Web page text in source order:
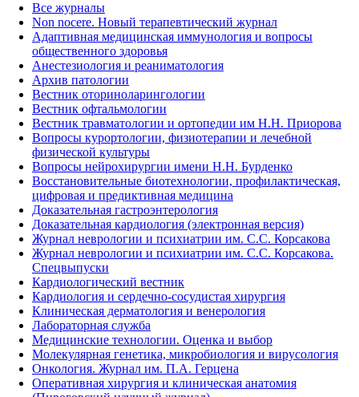
Все журналы
Non nocere. Новый терапевтический журнал
Адаптивная медицинская иммунология и вопросы
общественного здоровья
Анестезиология и реаниматология
Архив патологии
Вестник оториноларингологии
Вестник офтальмологии
Вестник травматологии и ортопедии им Н.Н. Приорова
Вопросы курортологии, физиотерапии и лечебной
физической культуры
Вопросы нейрохирургии имени Н.Н. Бурденко
Восстановительные биотехнологии, профилактическая,
цифровая и предиктивная медицина
Доказательная гастроэнтерология
Доказательная кардиология (электронная версия)
Журнал неврологии и психиатрии им. С.С. Корсакова
Журнал неврологии и психиатрии им. С.С. Корсакова.
Спецвыпуски
Кардиологический вестник
Кардиология и сердечно-сосудистая хирургия
Клиническая дерматология и венерология
Лабораторная служба
Медицинские технологии. Оценка и выбор
Молекулярная генетика, микробиология и вирусология
Онкология. Журнал им. П.А. Герцена
Оперативная хирургия и клиническая анатомия